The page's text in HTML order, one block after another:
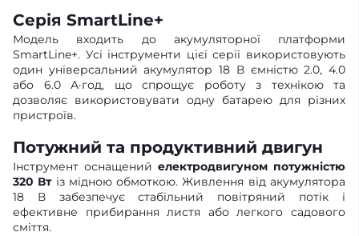
Серія SmartLine+
Модель входить до акумуляторної платформи
SmartLine+. Усі інструменти цієї серії використовують
один універсальний акумулятор 18 В ємністю 2.0, 4.0
або 6.0 А·год, що спрощує роботу з технікою та
дозволяє використовувати одну батарею для різних
пристроїв.
Потужний та продуктивний двигун
Інструмент оснащений електродвигуном потужністю
320 Втіз мідною обмоткою. Живлення від акумулятора
18 В забезпечує стабільний повітряний потік і
ефективне прибирання листя або легкого садового
сміття.